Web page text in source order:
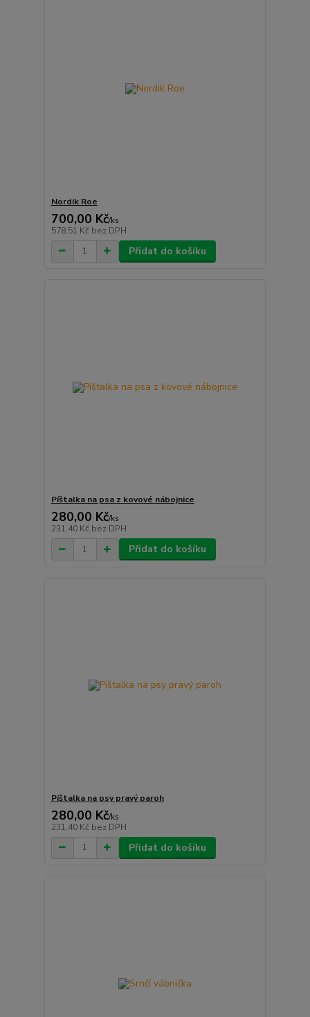
Nordik Roe
700,00 Kč/ks
578,51 Kč bez DPH
Přidat do košíku
Píštalka na psa z kovové nábojnice
280,00 Kč/ks
231,40 Kč bez DPH
Přidat do košíku
Píštalka na psy pravý paroh
280,00 Kč/ks
231,40 Kč bez DPH
Přidat do košíku